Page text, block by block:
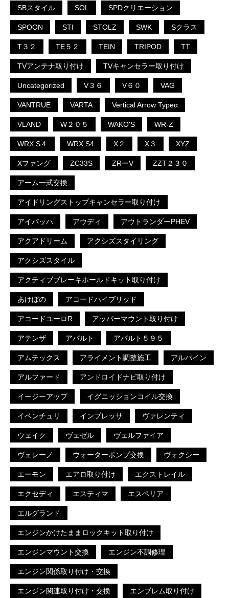
SBスタイル SOL SPDクリエーション
SPOON STI STOLZ SWK Sクラス
T３２ TE５２ TEIN TRIPOD TT
TVアンテナ取り付け TVキャンセラー取り付け
Uncategorized V３６ V６０ VAG
VANTRUE VARTA Vertical Arrow Typeα
VLAND W２０５ WAKO'S WR-Z
WRX S４ WRX S4 X２ X３ XYZ
Xファング ZC33S ZRーV ZZT２３０
アーム一式交換
アイドリングストップキャンセラー取り付け
アイバッハ アウディ アウトランダーPHEV
アクアドリーム アクシズスタイリング
アクシズスタイル
アクティブブレーキホールドキット取り付け
あけぼの アコードハイブリッド
アコードユーロR アッパーマウント取り付け
アテンザ アバルト アバルト５９５
アムテックス アライメント調整施工 アルパイン
アルファード アンドロイドナビ取り付け
イージーアップ イグニッションコイル交換
イベンチュリ インプレッサ ヴァレンティ
ウェイク ヴェゼル ヴェルファイア
ヴェレーノ ウォーターポンプ交換 ヴォクシー
エーモン エアロ取り付け エクストレイル
エクセディ エスティマ エスペリア
エルグランド
エンジンかけたままロックキット取り付け
エンジンマウント交換 エンジン不調修理
エンジン関係取り付け・交換
エンジン関連取り付け・交換 エンブレム取り付け